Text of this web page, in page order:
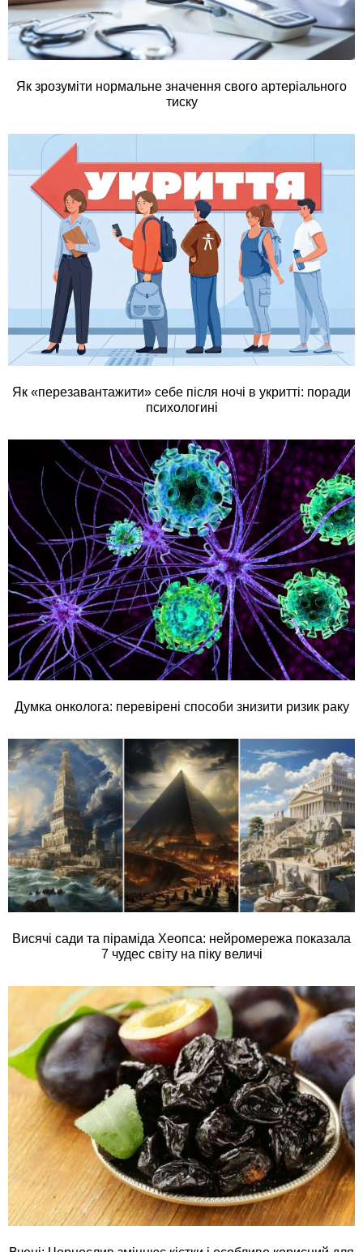
Як зрозуміти нормальне значення свого артеріального
тиску
Як «перезавантажити» себе після ночі в укритті: поради
психологині
Думка онколога: перевірені способи знизити ризик раку
Висячі сади та піраміда Хеопса: нейромережа показала
7 чудес світу на піку величі